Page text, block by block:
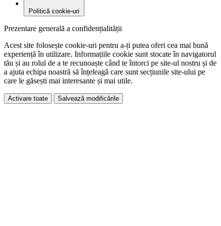
Politică cookie-uri
Prezentare generală a confidențialității
Acest site folosește cookie-uri pentru a-ți putea oferi cea mai bună
experiență în utilizare. Informațiile cookie sunt stocate în navigatorul
tău și au rolul de a te recunoaște când te întorci pe site-ul nostru și de
a ajuta echipa noastră să înțeleagă care sunt secțiunile site-ului pe
care le găsești mai interesante și mai utile.
Activare toate Salvează modificările